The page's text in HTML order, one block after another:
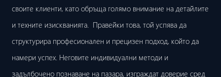
своите клиенти, като обръща голямо внимание на детайлите
и техните изискванията. Правейки това, той успява да
структурира професионален и прецизен подход, който да
намери успех. Неговите индивидуални методи и
задълбочено познаване на пазара, изграждат доверие сред